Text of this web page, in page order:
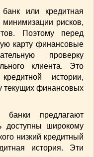
или кредитная
минимизации рисков,
Поэтому перед
карту финансовые
проверку
клиента. Это
истории,
текущих финансовых
предлагают
доступны широкому
низкий кредитный
история. Эти